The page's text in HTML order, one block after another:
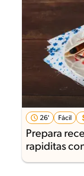
26' Fácil
Prepara
rapiditas